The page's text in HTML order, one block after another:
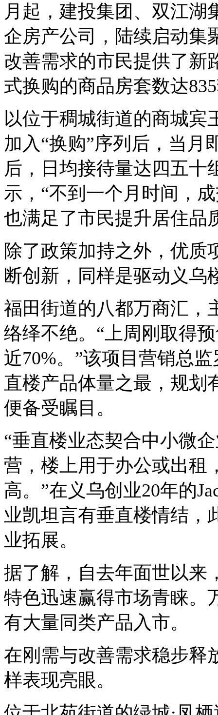
月起，建投集团、双江湖
企房产公司，陆续启动集
改善需求的市民提供了新
式换购的商品房套数达
以位于稠城街道的商城宾
加入“换购”序列后，当月
后，日均接待量达四五十
示，“不到一个月时间，
也满足了市民提升居住品
除了政策加持之外，优质
断创新，同样是驱动义乌
福田街道的八都万商汇，
络绎不绝。“上周刚取得
近70%。”该项目营销总
直楼产品体量之最，规划
便备受瞩目。
“垂直楼业态契合中小微
营，楼上用于办公或出租
高。”在义乌创业20年的
业凯坦言有垂直楼情结，
业拓展。
据了解，自去年面世以来
特色迅速赢得市场青睐。
有大量同类产品入市。
在刚需与改善需求稳步释
样表现亮眼。